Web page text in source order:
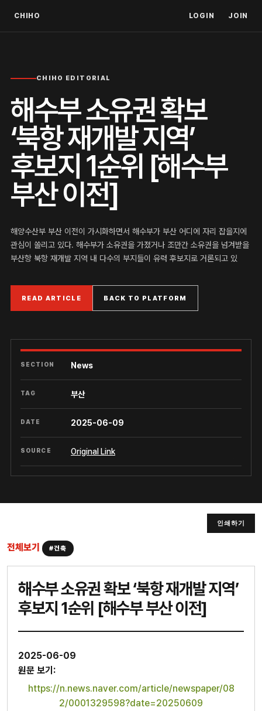
CHIHO LOGIN JOIN
CHIHO EDITORIAL
해수부 소유권 확보
‘북항 재개발 지역’
후보지 1순위 [해수부
부산 이전]
해양수산부 부산 이전이 가시화하면서 해수부가 부산 어디에 자리 잡을지에
관심이 쏠리고 있다. 해수부가 소유권을 가졌거나 조만간 소유권을 넘겨받을
부산항 북항 재개발 지역 내 다수의 부지들이 유력 후보지로 거론되고 있
READ ARTICLE BACK TO PLATFORM
SECTION News
TAG 부산
DATE 2025-06-09
SOURCE Original Link
인쇄하기
전체보기 #건축
해수부 소유권 확보 ‘북항 재개발 지역’
후보지 1순위 [해수부 부산 이전]
2025-06-09
원문 보기:
https://n.news.naver.com/article/newspaper/08
2/0001329598?date=20250609